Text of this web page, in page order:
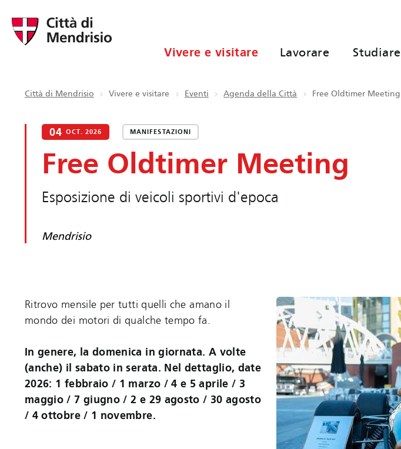
Vivere e visitare Lavorare Studiare
Città di Mendrisio Vivere e visitare Eventi Agenda della Città Free Oldtimer Meeting
04 OCT. 2026 MANIFESTAZIONI
Free Oldtimer Meeting
Esposizione di veicoli sportivi d'epoca
Mendrisio
Ritrovo mensile per tutti quelli che amano il
mondo dei motori di qualche tempo fa.
In genere, la domenica in giornata. A volte
(anche) il sabato in serata. Nel dettaglio, date
2026: 1 febbraio / 1 marzo / 4 e 5 aprile / 3
maggio / 7 giugno / 2 e 29 agosto / 30 agosto
/ 4 ottobre / 1 novembre.